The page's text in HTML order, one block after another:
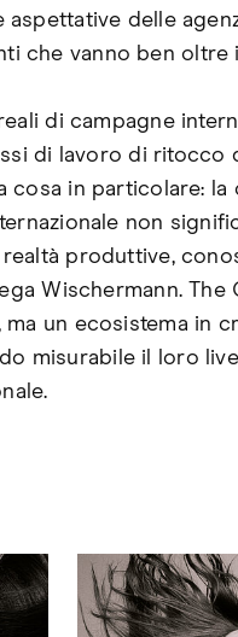
delle
che vanno ben oltre
di campagne
di lavoro di ritocco
cosa in particolare:
non
produttive,
Wischermann. The
un ecosistema in
misurabile il loro